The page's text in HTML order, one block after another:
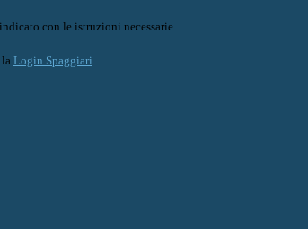
con le istruzioni necessarie.
la Login Spaggiari